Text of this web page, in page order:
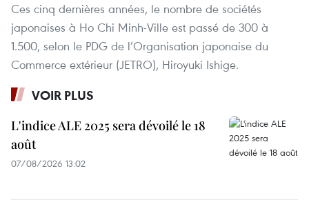
Ces cinq dernières années, le nombre de sociétés
japonaises à Ho Chi Minh-Ville est passé de 300 à
1.500, selon le PDG de l’Organisation japonaise du
Commerce extérieur (JETRO), Hiroyuki Ishige.
VOIR PLUS
L'indice ALE 2025 sera dévoilé le 18
août
07/08/2026 13:02